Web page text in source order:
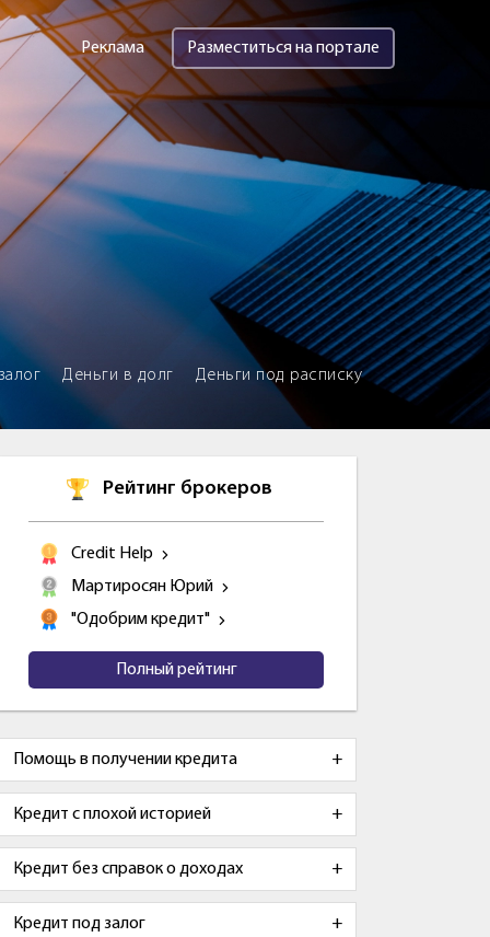
Реклама Разместиться на портале
Деньги в долг Деньги под расписку
Рейтинг брокеров
Credit Help
Мартиросян Юрий
"Одобрим кредит"
Полный рейтинг
Помощь в получении кредита
Кредит с плохой историей
Кредит без справок о доходах
Кредит под залог